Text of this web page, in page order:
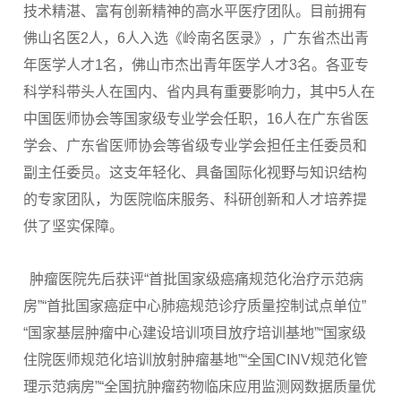
技术精湛、富有创新精神的高水平医疗团队。目前拥有
佛山名医2人，6人入选《岭南名医录》，广东省杰出青
年医学人才1名，佛山市杰出青年医学人才3名。各亚专
科学科带头人在国内、省内具有重要影响力，其中5人在
中国医师协会等国家级专业学会任职，16人在广东省医
学会、广东省医师协会等省级专业学会担任主任委员和
副主任委员。这支年轻化、具备国际化视野与知识结构
的专家团队，为医院临床服务、科研创新和人才培养提
供了坚实保障。
肿瘤医院先后获评“首批国家级癌痛规范化治疗示范病
房”“首批国家癌症中心肺癌规范诊疗质量控制试点单位”
“国家基层肿瘤中心建设培训项目放疗培训基地”“国家级
住院医师规范化培训放射肿瘤基地”“全国CINV规范化管
理示范病房”“全国抗肿瘤药物临床应用监测网数据质量优